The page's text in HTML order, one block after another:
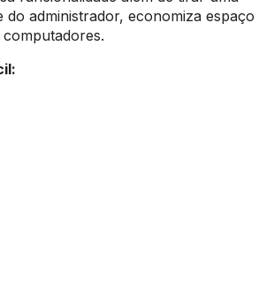
do administrador, economiza espaço